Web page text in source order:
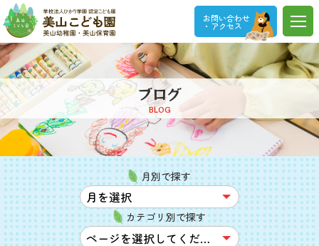
お問い合わせ
・アクセス
ブログ
BLOG
月別で探す
カテゴリ別で探す